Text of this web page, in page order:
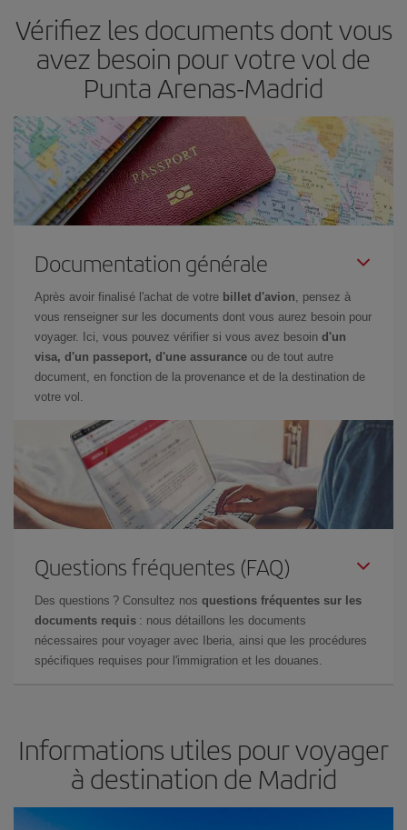
billets, plus vous bénéficiez de prix économiques. De plus, en
restant flexible sur les dates et les horaires de vol lors de votre
recherche, vous pourrezchoisir le prix le plus économique.
Vérifiez les documents dont vous
avez besoin pour votre vol de
Punta Arenas-Madrid
Documentation générale
Après avoir finalisé l'achat de votre billet d'avion, pensez à
vous renseigner sur les documents dont vous aurez besoin pour
voyager. Ici, vous pouvez vérifier si vous avez besoin d'un
visa, d'un passeport, d'une assurance ou de tout autre
document, en fonction de la provenance et de la destination de
votre vol.
Questions fréquentes (FAQ)
Des questions ? Consultez nos questions fréquentes sur les
documents requis : nous détaillons les documents
nécessaires pour voyager avec Iberia, ainsi que les procédures
spécifiques requises pour l'immigration et les douanes.
Informations utiles pour voyager
à destination de Madrid